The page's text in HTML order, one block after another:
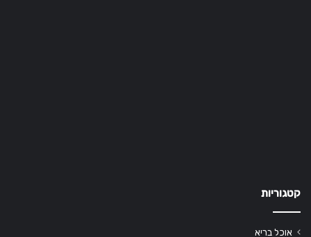
קטגוריות
אוכל בריא